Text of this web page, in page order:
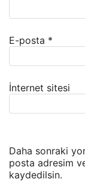
E-posta *
İnternet sitesi
Daha sonraki
posta adresim
kaydedilsin.